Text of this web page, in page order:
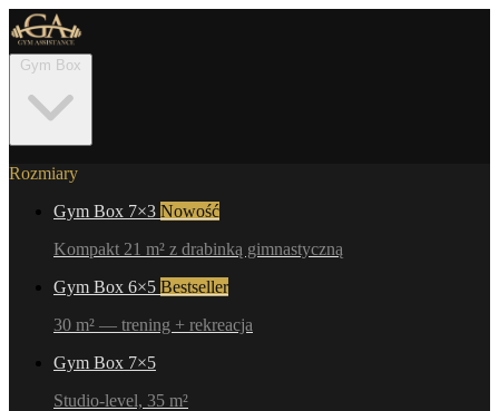
Rozmiary
Gym Box 7×3 Nowość
Kompakt 21 m² z drabinką gimnastyczną
Gym Box 6×5 Bestseller
30 m² — trening + rekreacja
Gym Box 7×5
Studio-level, 35 m²